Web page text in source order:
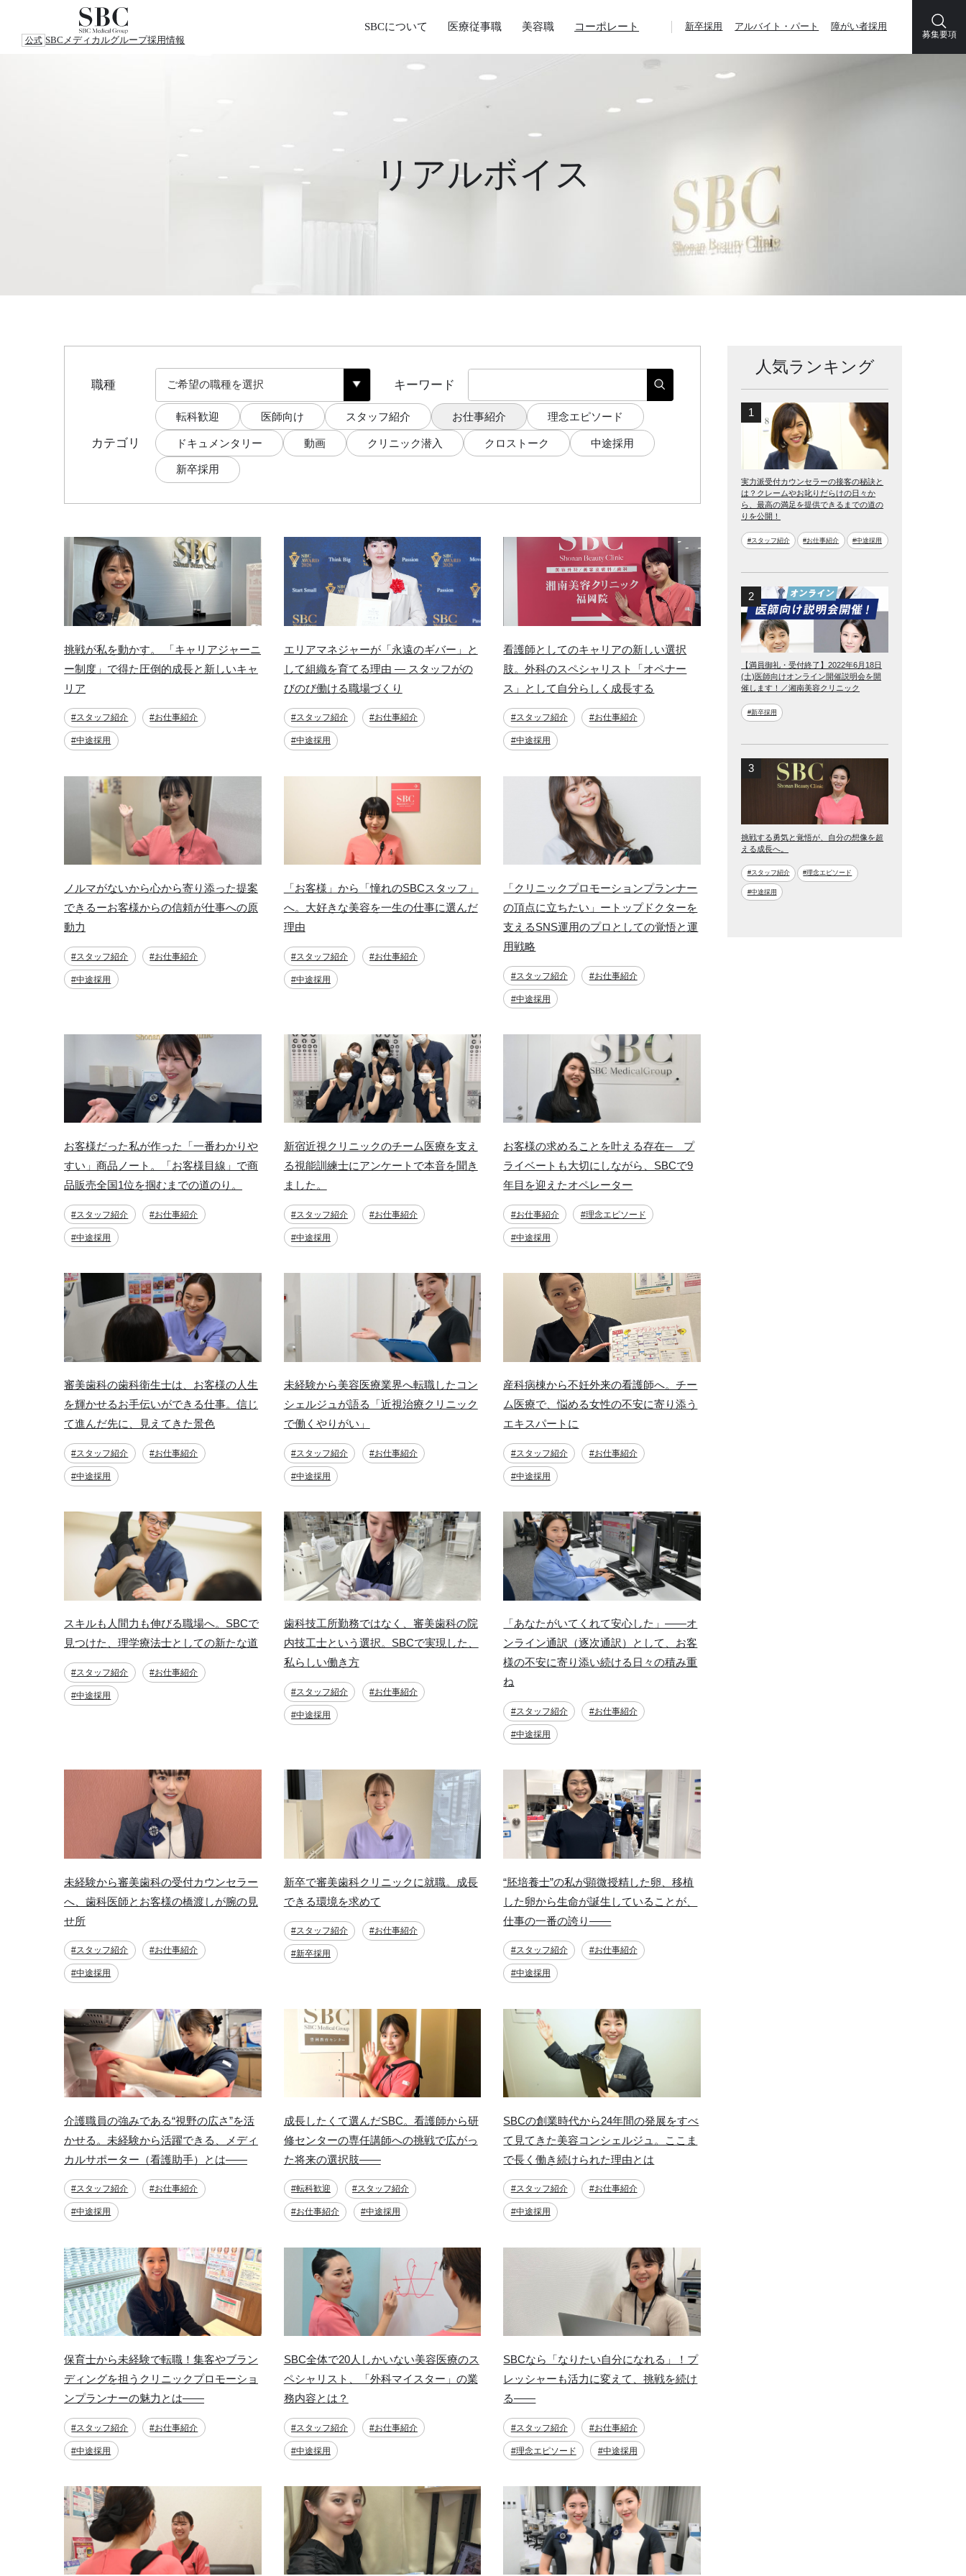
公式 SBCメディカルグループ採用情報
SBCについて 医療従事職 美容職 コーポレート 新卒採用 アルバイト・パート 障がい者採用
募集要項
リアルボイス
職種 キーワード
カテゴリ
転科歓迎 医師向け スタッフ紹介 お仕事紹介 理念エピソード
ドキュメンタリー 動画 クリニック潜入 クロストーク 中途採用
新卒採用
挑戦が私を動かす。 「キャリアジャーニ
ー制度」で得た圧倒的成長と新しいキャ
リア
#スタッフ紹介 #お仕事紹介
#中途採用
エリアマネジャーが「永遠のギバー」と
して組織を育てる理由 ― スタッフがの
びのび働ける職場づくり
#スタッフ紹介 #お仕事紹介
#中途採用
看護師としてのキャリアの新しい選択
肢。外科のスペシャリスト「オペナー
ス」として自分らしく成長する
#スタッフ紹介 #お仕事紹介
#中途採用
ノルマがないから心から寄り添った提案
できるーお客様からの信頼が仕事への原
動力
#スタッフ紹介 #お仕事紹介
#中途採用
「お客様」から「憧れのSBCスタッフ」
へ。大好きな美容を一生の仕事に選んだ
理由
#スタッフ紹介 #お仕事紹介
#中途採用
「クリニックプロモーションプランナー
の頂点に立ちたい」ートップドクターを
支えるSNS運用のプロとしての覚悟と運
用戦略
#スタッフ紹介 #お仕事紹介
#中途採用
お客様だった私が作った「一番わかりや
すい」商品ノート。「お客様目線」で商
品販売全国1位を掴むまでの道のり。
#スタッフ紹介 #お仕事紹介
#中途採用
新宿近視クリニックのチーム医療を支え
る視能訓練士にアンケートで本音を聞き
ました。
#スタッフ紹介 #お仕事紹介
#中途採用
お客様の求めることを叶える存在─ プ
ライベートも大切にしながら、SBCで9
年目を迎えたオペレーター
#お仕事紹介 #理念エピソード
#中途採用
審美歯科の歯科衛生士は、お客様の人生
を輝かせるお手伝いができる仕事。信じ
て進んだ先に、見えてきた景色
#スタッフ紹介 #お仕事紹介
#中途採用
未経験から美容医療業界へ転職したコン
シェルジュが語る「近視治療クリニック
で働くやりがい」
#スタッフ紹介 #お仕事紹介
#中途採用
産科病棟から不妊外来の看護師へ。チー
ム医療で、悩める女性の不安に寄り添う
エキスパートに
#スタッフ紹介 #お仕事紹介
#中途採用
スキルも人間力も伸びる職場へ。SBCで
見つけた、理学療法士としての新たな道
#スタッフ紹介 #お仕事紹介
#中途採用
歯科技工所勤務ではなく、審美歯科の院
内技工士という選択。SBCで実現した、
私らしい働き方
#スタッフ紹介 #お仕事紹介
#中途採用
「あなたがいてくれて安心した」——オ
ンライン通訳（逐次通訳）として、お客
様の不安に寄り添い続ける日々の積み重
ね
#スタッフ紹介 #お仕事紹介
#中途採用
未経験から審美歯科の受付カウンセラー
へ、歯科医師とお客様の橋渡しが腕の見
せ所
#スタッフ紹介 #お仕事紹介
#中途採用
新卒で審美歯科クリニックに就職。成長
できる環境を求めて
#スタッフ紹介 #お仕事紹介
#新卒採用
“胚培養士”の私が顕微授精した卵、移植
した卵から生命が誕生していることが、
仕事の一番の誇り——
#スタッフ紹介 #お仕事紹介
#中途採用
介護職員の強みである“視野の広さ”を活
かせる。未経験から活躍できる、メディ
カルサポーター（看護助手）とは――
#スタッフ紹介 #お仕事紹介
#中途採用
成長したくて選んだSBC。看護師から研
修センターの専任講師への挑戦で広がっ
た将来の選択肢——
#転科歓迎 #スタッフ紹介
#お仕事紹介 #中途採用
SBCの創業時代から24年間の発展をすべ
て見てきた美容コンシェルジュ。ここま
で長く働き続けられた理由とは
#スタッフ紹介 #お仕事紹介
#中途採用
保育士から未経験で転職！集客やブラン
ディングを担うクリニックプロモーショ
ンプランナーの魅力とは――
#スタッフ紹介 #お仕事紹介
#中途採用
SBC全体で20人しかいない美容医療のス
ペシャリスト、「外科マイスター」の業
務内容とは？
#スタッフ紹介 #お仕事紹介
#中途採用
SBCなら「なりたい自分になれる」！プ
レッシャーも活力に変えて、挑戦を続け
る――
#スタッフ紹介 #お仕事紹介
#理念エピソード #中途採用
人気ランキング
実力派受付カウンセラーの接客の秘訣と
は？クレームやお叱りだらけの日々か
ら、最高の満足を提供できるまでの道の
りを公開！
#スタッフ紹介 #お仕事紹介 #中途採用
【満員御礼・受付終了】2022年6月18日
(土)医師向けオンライン開催説明会を開
催します！／湘南美容クリニック
#新卒採用
挑戦する勇気と覚悟が、自分の想像を超
える成長へ。
#スタッフ紹介 #理念エピソード
#中途採用